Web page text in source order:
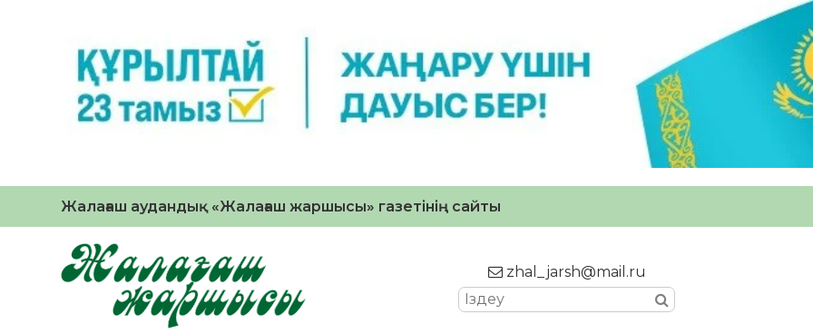
Жалағаш аудандық «Жалағаш жаршысы» газетінің сайты
zhal_jarsh@mail.ru